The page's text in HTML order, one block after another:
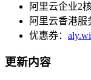
阿里云企业2
阿里云香港服
优惠券：
更新内容